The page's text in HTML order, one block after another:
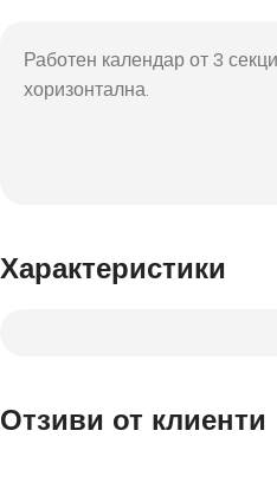
Работен календар от 3
хоризонтална.
Характеристики
Отзиви от клиенти